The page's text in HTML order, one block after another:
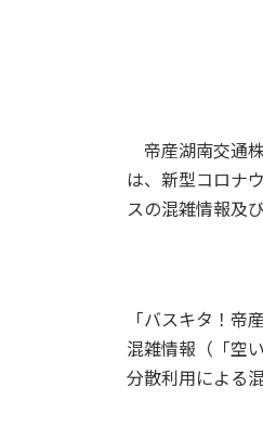
帝産湖南交通
は、新型コロナ
スの混雑情報及
「バスキタ！帝
混雑情報（「空
分散利用による